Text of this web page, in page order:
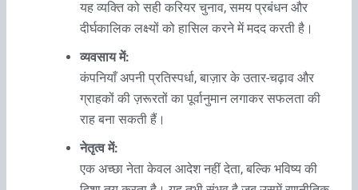
यह व्यक्ति को सही करियर चुनाव, समय प्रबंधन और
दीर्घकालिक लक्ष्यों को हासिल करने में मदद करती है।
व्यवसाय में:
कंपनियाँ अपनी प्रतिस्पर्धा, बाज़ार के उतार-चढ़ाव और
ग्राहकों की ज़रूरतों का पूर्वानुमान लगाकर सफलता की
राह बना सकती हैं।
नेतृत्व में:
एक अच्छा नेता केवल आदेश नहीं देता, बल्कि भविष्य की